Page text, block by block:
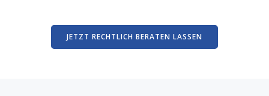
JETZT RECHTLICH BERATEN LASSEN